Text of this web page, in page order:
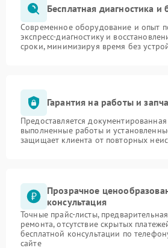
Бесплатная диагностика
Современное оборудование и опыт
экспресс-диагностику и
сроки, минимизируя время без
Гарантия на работы и
Предоставляется
выполненные работы и
защищает клиента от повторных
Прозрачное
консультация
Точные прайс-листы,
ремонта, отсутствие скрытых
бесплатной консультации по
сайте